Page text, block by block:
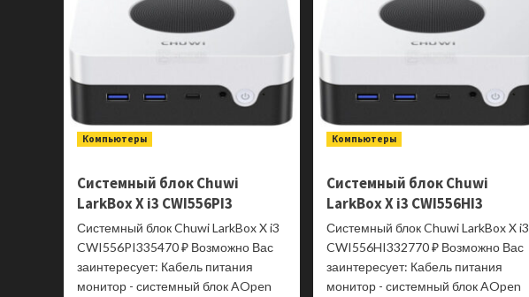
Компьютеры
Системный блок Chuwi
LarkBox X i3 CWI556PI3
Системный блок Chuwi LarkBox X i3
CWI556PI335470 ₽ Возможно Вас
заинтересует: Кабель питания
монитор - системный блок AOpen
Компьютеры
Системный блок Chuwi
LarkBox X i3 CWI556HI3
Системный блок Chuwi LarkBox X i3
CWI556HI332770 ₽ Возможно Вас
заинтересует: Кабель питания
монитор - системный блок AOpen